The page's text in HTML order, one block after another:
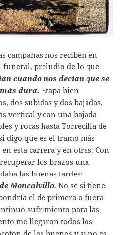
campanas nos reciben en
funeral, preludio de lo que
cuando nos decían que se
dura. Etapa bien
dos subidas y dos bajadas.
vertical y con una bajada
y rocas hasta Torrecilla de
digo que es el tramo más
esta carrera y en otras. Con
los brazos una
las buenas tardes:
Moncalvillo. No sé si tiene
el de primera o fuera
sufrimiento para las
me llegaron todos los